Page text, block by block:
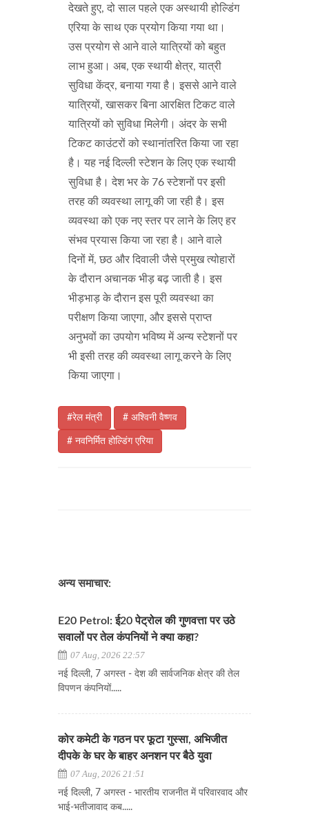
देखते हुए, दो साल पहले एक अस्थायी होल्डिंग
एरिया के साथ एक प्रयोग किया गया था।
उस प्रयोग से आने वाले यात्रियों को बहुत
लाभ हुआ। अब, एक स्थायी क्षेत्र, यात्री
सुविधा केंद्र, बनाया गया है। इससे आने वाले
यात्रियों, खासकर बिना आरक्षित टिकट वाले
यात्रियों को सुविधा मिलेगी। अंदर के सभी
टिकट काउंटरों को स्थानांतरित किया जा रहा
है। यह नई दिल्ली स्टेशन के लिए एक स्थायी
सुविधा है। देश भर के 76 स्टेशनों पर इसी
तरह की व्यवस्था लागू की जा रही है। इस
व्यवस्था को एक नए स्तर पर लाने के लिए हर
संभव प्रयास किया जा रहा है। आने वाले
दिनों में, छठ और दिवाली जैसे प्रमुख त्योहारों
के दौरान अचानक भीड़ बढ़ जाती है। इस
भीड़भाड़ के दौरान इस पूरी व्यवस्था का
परीक्षण किया जाएगा, और इससे प्राप्त
अनुभवों का उपयोग भविष्य में अन्य स्टेशनों पर
भी इसी तरह की व्यवस्था लागू करने के लिए
किया जाएगा।
#रेल मंत्री # अश्विनी वैष्णव
# नवनिर्मित होल्डिंग एरिया
अन्य समाचार:
E20 Petrol: ई20 पेट्रोल की गुणवत्ता पर उठे
सवालों पर तेल कंपनियों ने क्या कहा?
07 Aug, 2026 22:57
नई दिल्ली, 7 अगस्त - देश की सार्वजनिक क्षेत्र की तेल
विपणन कंपनियों.....
कोर कमेटी के गठन पर फूटा गुस्सा, अभिजीत
दीपके के घर के बाहर अनशन पर बैठे युवा
07 Aug, 2026 21:51
नई दिल्ली, 7 अगस्त - भारतीय राजनीत में परिवारवाद और
भाई-भतीजावाद कब.....